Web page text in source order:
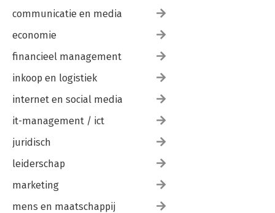
communicatie en media
economie
financieel management
inkoop en logistiek
internet en social media
it-management / ict
juridisch
leiderschap
marketing
mens en maatschappij